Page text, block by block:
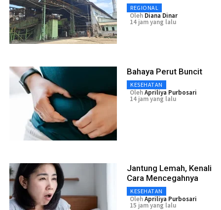
REGIONAL
Oleh Diana Dinar
14 jam yang lalu
Bahaya Perut Buncit
KESEHATAN
OlehApriliya Purbosari
14 jam yang lalu
Jantung Lemah, Kenali
Cara Mencegahnya
KESEHATAN
OlehApriliya Purbosari
15 jam yang lalu